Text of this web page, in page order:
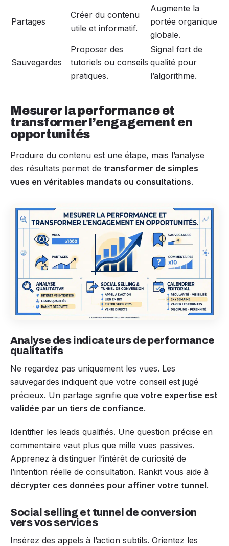
Partages
Créer du contenu
utile et informatif.
Augmente la
portée organique
globale.
Sauvegardes
Proposer des
tutoriels ou conseils
pratiques.
Signal fort de
qualité pour
l’algorithme.
Mesurer la performance et
transformer l’engagement en
opportunités
Produire du contenu est une étape, mais l’analyse
des résultats permet de transformer de simples
vues en véritables mandats ou consultations.
Analyse des indicateurs de performance
qualitatifs
Ne regardez pas uniquement les vues. Les
sauvegardes indiquent que votre conseil est jugé
précieux. Un partage signifie que votre expertise est
validée par un tiers de confiance.
Identifier les leads qualifiés. Une question précise en
commentaire vaut plus que mille vues passives.
Apprenez à distinguer l’intérêt de curiosité de
l’intention réelle de consultation. Rankit vous aide à
décrypter ces données pour affiner votre tunnel.
Social selling et tunnel de conversion
vers vos services
Insérez des appels à l’action subtils. Orientez les